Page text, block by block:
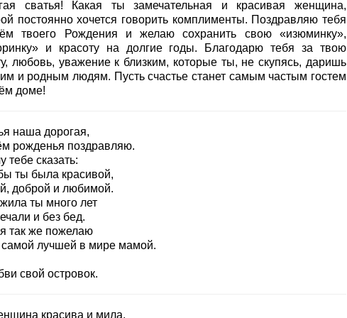
сватья! Какая ты замечательная и красивая женщина,
постоянно хочется говорить комплименты. Поздравляю тебя
твоего Рождения и желаю сохранить свою «изюминку»,
и красоту на долгие годы. Благодарю тебя за твою
любовь, уважение к близким, которые ты, не скупясь, даришь
и родным людям. Пусть счастье станет самым частым гостем
доме!
наша дорогая,
рожденья поздравляю.
тебе сказать:
ты была красивой,
доброй и любимой.
ты много лет
и без бед.
так же пожелаю
лучшей в мире мамой.
свой островок.
красива и мила,